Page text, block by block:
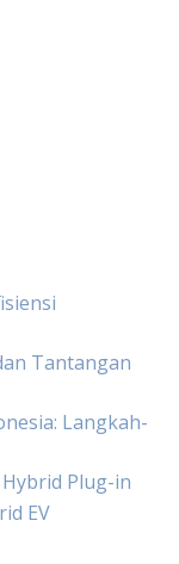
Tantangan
Langkah-
Plug-in
EV